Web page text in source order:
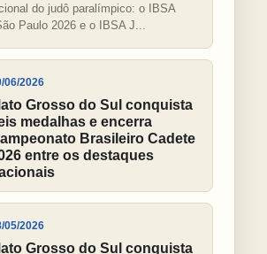
do judô paralímpico: o IBSA
Paulo 2026 e o IBSA J...
06/2026
Grosso do Sul conquista
medalhas e encerra
Brasileiro Cadete
entre os destaques
05/2026
Grosso do Sul conquista